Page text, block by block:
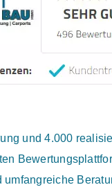
und 4.000
umfangreiche